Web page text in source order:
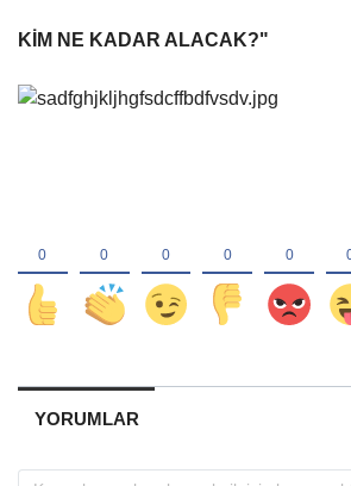
KİM NE KADAR ALACAK?"
YORUMLAR